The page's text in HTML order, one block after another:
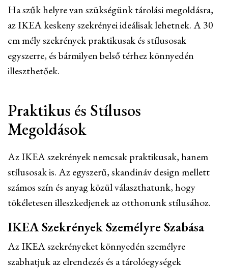
Ha szűk helyre van szükségünk tárolási megoldásra,
az IKEA keskeny szekrényei ideálisak lehetnek. A 30
cm mély szekrények praktikusak és stílusosak
egyszerre, és bármilyen belső térhez könnyedén
illeszthetőek.
Praktikus és Stílusos
Megoldások
Az IKEA szekrények nemcsak praktikusak, hanem
stílusosak is. Az egyszerű, skandináv design mellett
számos szín és anyag közül választhatunk, hogy
tökéletesen illeszkedjenek az otthonunk stílusához.
IKEA Szekrények Személyre Szabása
Az IKEA szekrényeket könnyedén személyre
szabhatjuk az elrendezés és a tárolóegységek